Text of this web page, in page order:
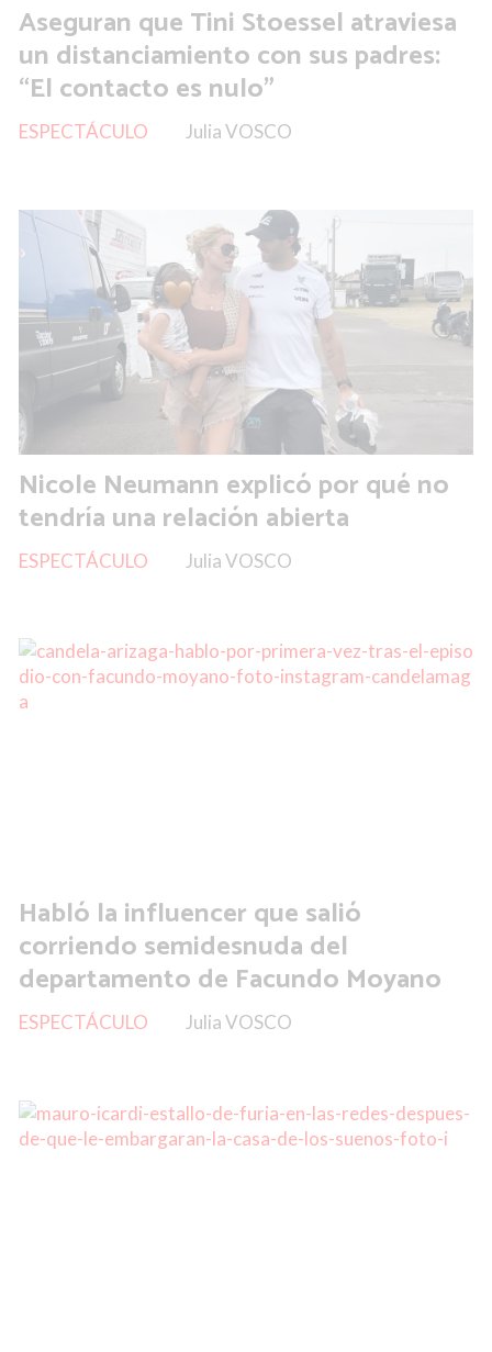
Aseguran que Tini Stoessel atraviesa
un distanciamiento con sus padres:
“El contacto es nulo”
Julia VOSCO
ESPECTÁCULO
Nicole Neumann explicó por qué no
tendría una relación abierta
Julia VOSCO
ESPECTÁCULO
Habló la influencer que salió
corriendo semidesnuda del
departamento de Facundo Moyano
Julia VOSCO
ESPECTÁCULO